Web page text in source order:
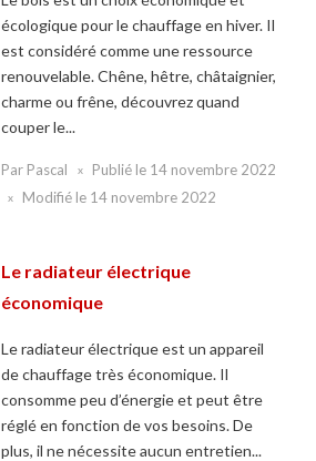
écologique pour le chauffage en hiver. Il
est considéré comme une ressource
renouvelable. Chêne, hêtre, châtaignier,
charme ou frêne, découvrez quand
couper le...
Par Pascal Publié le 14 novembre 2022
Modifié le 14 novembre 2022
Le radiateur électrique
économique
Le radiateur électrique est un appareil
de chauffage très économique. Il
consomme peu d’énergie et peut être
réglé en fonction de vos besoins. De
plus, il ne nécessite aucun entretien...